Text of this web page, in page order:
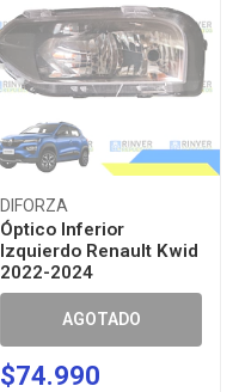
DIFORZA
Óptico Inferior
Izquierdo Renault Kwid
2022-2024
AGOTADO
$74.990